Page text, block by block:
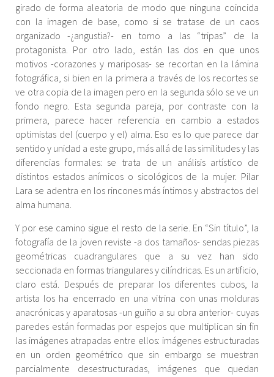
girado de forma aleatoria de modo que ninguna coincida
con la imagen de base, como si se tratase de un caos
organizado -¿angustia?- en torno a las “tripas” de la
protagonista. Por otro lado, están las dos en que unos
motivos -corazones y mariposas- se recortan en la lámina
fotográfica, si bien en la primera a través de los recortes se
ve otra copia de la imagen pero en la segunda sólo se ve un
fondo negro. Esta segunda pareja, por contraste con la
primera, parece hacer referencia en cambio a estados
optimistas del (cuerpo y el) alma. Eso es lo que parece dar
sentido y unidad a este grupo, más allá de las similitudes y las
diferencias formales: se trata de un análisis artístico de
distintos estados anímicos o sicológicos de la mujer. Pilar
Lara se adentra en los rincones más íntimos y abstractos del
alma humana.
Y por ese camino sigue el resto de la serie. En “Sin título”, la
fotografía de la joven reviste -a dos tamaños- sendas piezas
geométricas cuadrangulares que a su vez han sido
seccionada en formas triangulares y cilíndricas. Es un artificio,
claro está. Después de preparar los diferentes cubos, la
artista los ha encerrado en una vitrina con unas molduras
anacrónicas y aparatosas -un guiño a su obra anterior- cuyas
paredes están formadas por espejos que multiplican sin fin
las imágenes atrapadas entre ellos: imágenes estructuradas
en un orden geométrico que sin embargo se muestran
parcialmente desestructuradas, imágenes que quedan